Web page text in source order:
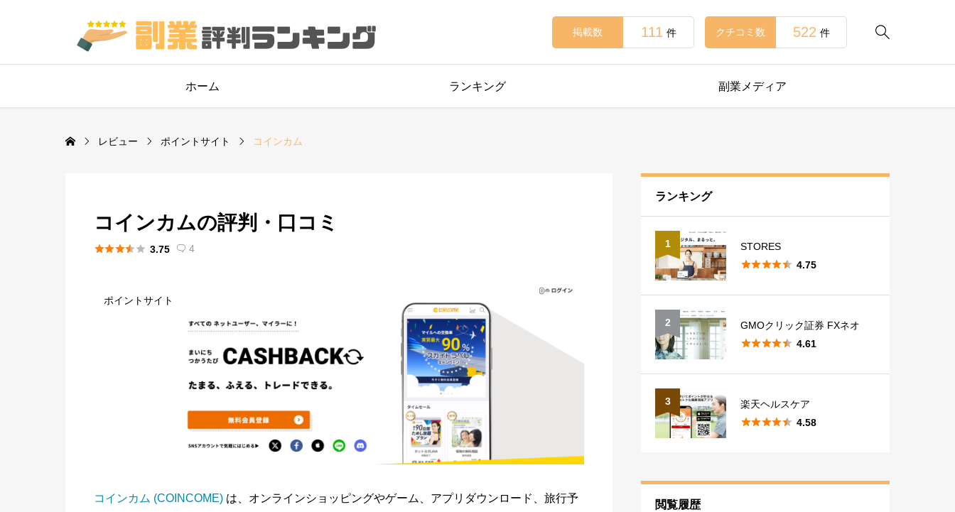

掲載数 111 件 クチコミ数 522 件
ホーム ランキング 副業メディア
レビュー ポイントサイト コインカム
コインカムの評判・口コミ
 3.75  4
ポイントサイト
コインカム (COINCOME) は、オンラインショッピングやゲーム、アプリダウンロード、旅行予
ランキング
1
STORES
 4.75
2
GMOクリック証券 FXネオ
 4.61
3
楽天ヘルスケア
 4.58
閲覧履歴